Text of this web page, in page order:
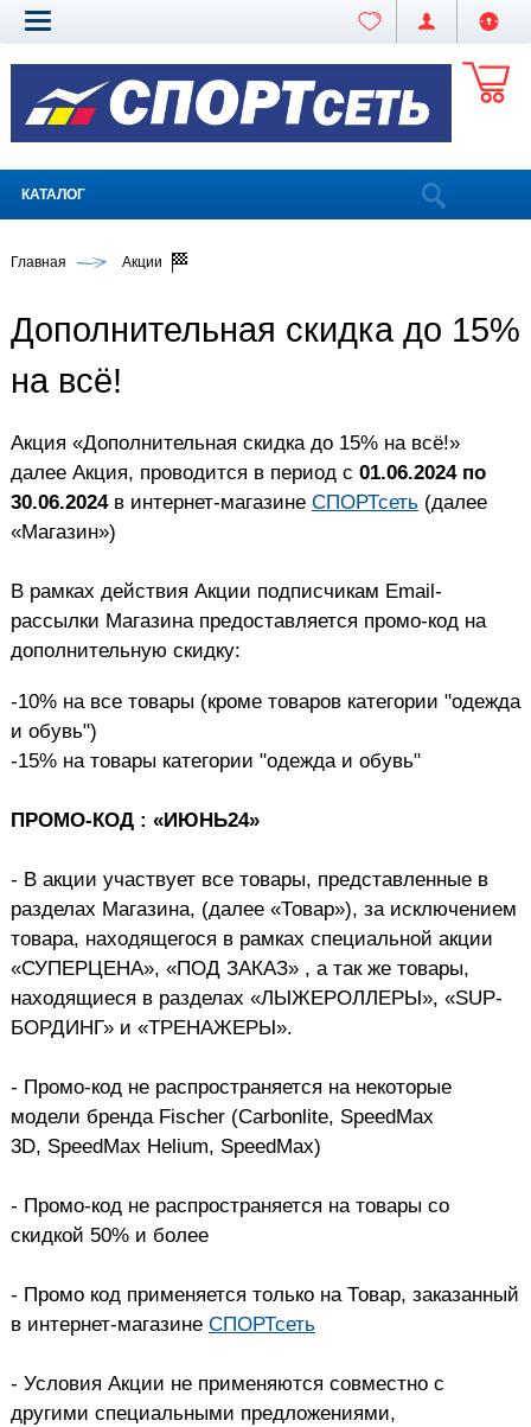
КАТАЛОГ
Главная Акции
Дополнительная скидка до 15%
на всё!
Акция «Дополнительная скидка до 15% на всё!»
далее Акция, проводится в период с 01.06.2024 по
30.06.2024в интернет-магазине СПОРТсеть (далее
«Магазин»)
В рамках действия Акции подписчикам Email-
рассылки Магазина предоставляется промо-код на
дополнительную скидку:
-10% на все товары (кроме товаров категории "одежда
и обувь")
-15% на товары категории "одежда и обувь"
ПРОМО-КОД : «ИЮНЬ24»
- В акции участвует все товары, представленные в
разделах Магазина, (далее «Товар»), за исключением
товара, находящегося в рамках специальной акции
«СУПЕРЦЕНА», «ПОД ЗАКАЗ» , а так же товары,
находящиеся в разделах «ЛЫЖЕРОЛЛЕРЫ», «SUP-
БОРДИНГ» и «ТРЕНАЖЕРЫ».
- Промо-код не распространяется на некоторые
модели бренда Fischer (Carbonlite, SpeedMax
3D, SpeedMax Helium, SpeedMax)
- Промо-код не распространяется на товары со
скидкой 50% и более
- Промо код применяется только на Товар, заказанный
в интернет-магазине СПОРТсеть
- Условия Акции не применяются совместно с
другими специальными предложениями,